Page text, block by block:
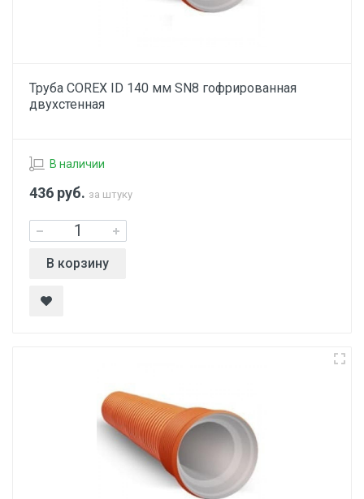
Труба COREX ID 140 мм SN8 гофрированная
двухстенная
В наличии
436 руб. за штуку
В корзину